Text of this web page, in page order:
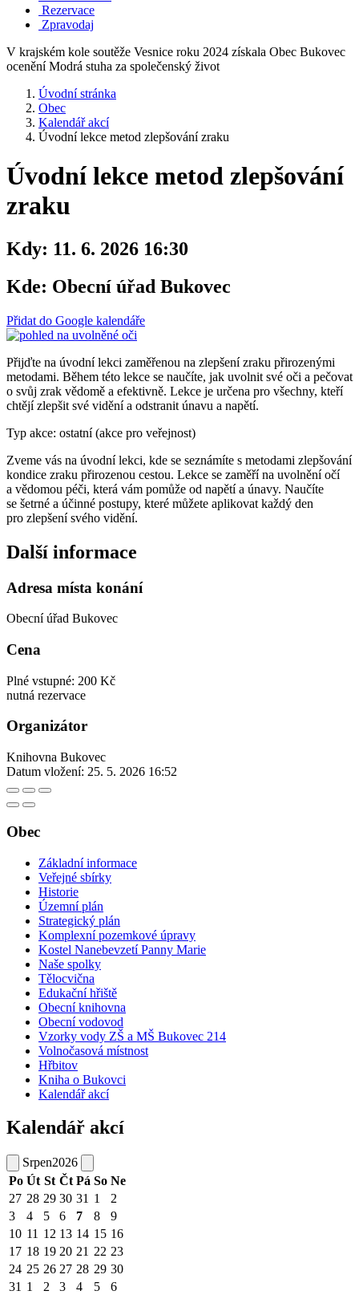
Rezervace
Zpravodaj
V krajském kole soutěže Vesnice roku 2024 získala Obec Bukovec
ocenění Modrá stuha za společenský život
Úvodní stránka
Obec
Kalendář akcí
Úvodní lekce metod zlepšování zraku
Úvodní lekce metod zlepšování
zraku
Kdy: 11. 6. 2026 16:30
Kde: Obecní úřad Bukovec
Přidat do Google kalendáře
Přijďte na úvodní lekci zaměřenou na zlepšení zraku přirozenými
metodami. Během této lekce se naučíte, jak uvolnit své oči a pečovat
o svůj zrak vědomě a efektivně. Lekce je určena pro všechny, kteří
chtějí zlepšit své vidění a odstranit únavu a napětí.
Typ akce: ostatní (akce pro veřejnost)
Zveme vás na úvodní lekci, kde se seznámíte s metodami zlepšování
kondice zraku přirozenou cestou. Lekce se zaměří na uvolnění očí
a vědomou péči, která vám pomůže od napětí a únavy. Naučíte
se šetrné a účinné postupy, které můžete aplikovat každý den
pro zlepšení svého vidění.
Další informace
Adresa místa konání
Obecní úřad Bukovec
Cena
Plné vstupné: 200 Kč
nutná rezervace
Organizátor
Knihovna Bukovec
Datum vložení: 25. 5. 2026 16:52
Obec
Základní informace
Veřejné sbírky
Historie
Územní plán
Strategický plán
Komplexní pozemkové úpravy
Kostel Nanebevzetí Panny Marie
Naše spolky
Tělocvična
Edukační hřiště
Obecní knihovna
Obecní vodovod
Vzorky vody ZŠ a MŠ Bukovec 214
Volnočasová místnost
Hřbitov
Kniha o Bukovci
Kalendář akcí
Kalendář akcí
Srpen2026
Po Út St Čt Pá So Ne
27 28 29 30 31 1
2
3
4 5 6 7 8
9
10 11 12 13 14 15 16
17 18 19 20 21 22 23
24 25 26 27 28 29 30
31 1 2 3 4 5 6